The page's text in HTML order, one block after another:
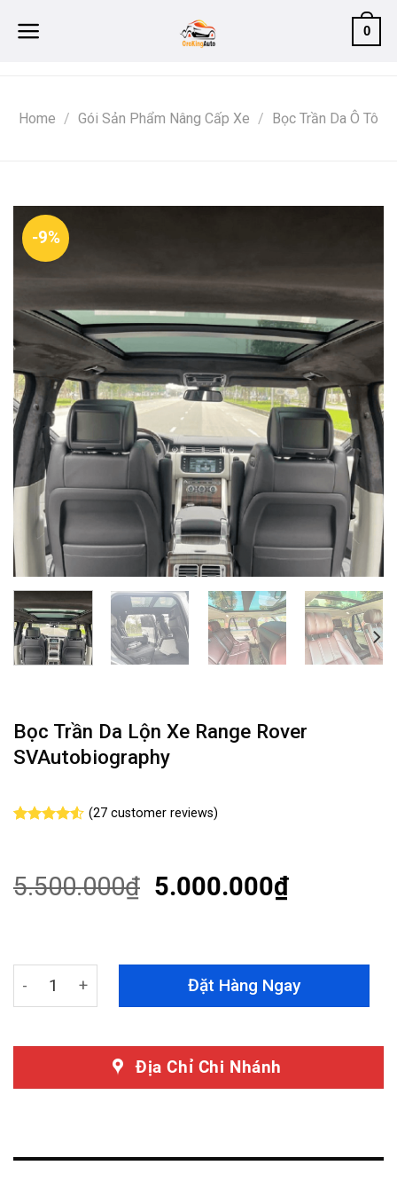
0
Home / Gói Sản Phẩm Nâng Cấp Xe / Bọc Trần Da Ô Tô
-9%
Bọc Trần Da Lộn Xe Range Rover
SVAutobiography
customer
ratings
(27customer reviews)
5.500.000₫ 5.000.000₫
Bọc Trần Da Lộn Xe Range Rover SVAutobiography
Đặt Hàng Ngay
Địa Chỉ Chi Nhánh